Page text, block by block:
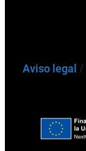
Aviso legal /